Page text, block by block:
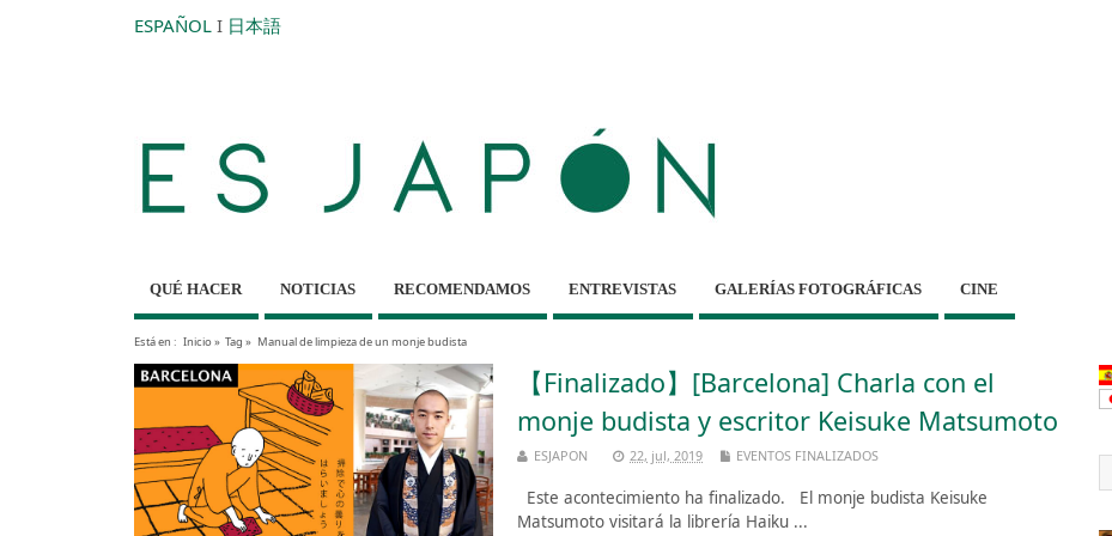
ESPAÑOL I 日本語
QUÉ HACER NOTICIAS RECOMENDAMOS ENTREVISTAS GALERÍAS FOTOGRÁFICAS CINE
Está en : Inicio» Tag » Manual de limpieza de un monje budista
【Finalizado】[Barcelona] Charla con el
monje budista y escritor Keisuke Matsumoto
ESJAPON 22, jul, 2019 EVENTOS FINALIZADOS
Este acontecimiento ha finalizado. El monje budista Keisuke
Matsumoto visitará la librería Haiku ...